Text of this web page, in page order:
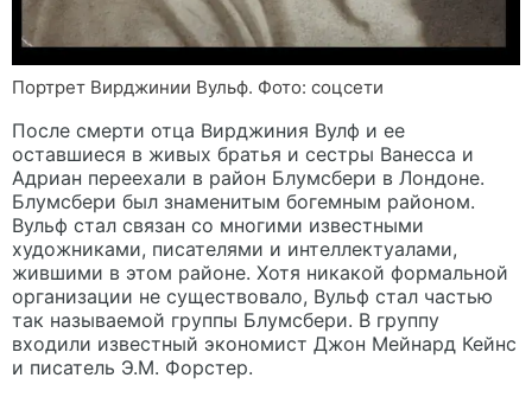
Портрет Вирджинии Вульф. Фото: соцсети
После смерти отца Вирджиния Вулф и ее
оставшиеся в живых братья и сестры Ванесса и
Адриан переехали в район Блумсбери в Лондоне.
Блумсбери был знаменитым богемным районом.
Вульф стал связан со многими известными
художниками, писателями и интеллектуалами,
жившими в этом районе. Хотя никакой формальной
организации не существовало, Вульф стал частью
так называемой группы Блумсбери. В группу
входили известный экономист Джон Мейнард Кейнс
и писатель Э.М. Форстер.